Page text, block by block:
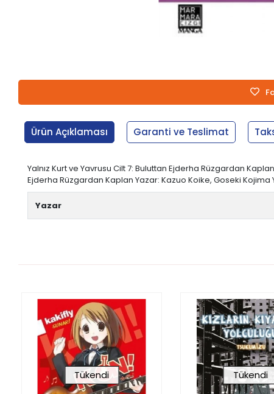
Ürün Açıklaması Garanti ve Teslimat
Yalnız Kurt ve Yavrusu Cilt 7: Buluttan Ejderha Rüzgardan Kaplan
Ejderha Rüzgardan Kaplan Yazar: Kazuo Koike, Goseki Kojima
Yazar
Tükendi Tükendi